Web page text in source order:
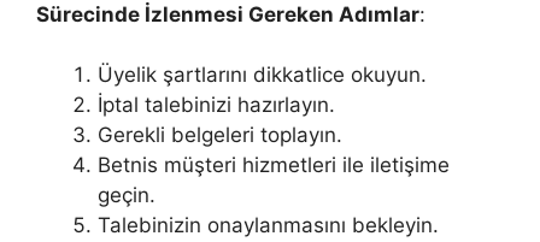
Sürecinde İzlenmesi Gereken Adımlar:
Üyelik şartlarını dikkatlice okuyun.
İptal talebinizi hazırlayın.
Gerekli belgeleri toplayın.
Betnis müşteri hizmetleri ile iletişime
geçin.
Talebinizin onaylanmasını bekleyin.